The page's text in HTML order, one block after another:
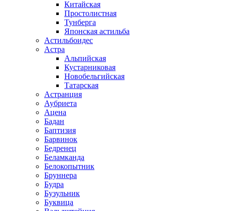
Китайская
Простолистная
Тунберга
Японская астильба
Астильбоидес
Астра
Альпийская
Кустарниковая
Новобельгийская
Татарская
Астранция
Аубриета
Ацена
Бадан
Баптизия
Барвинок
Бедренец
Беламканда
Белокопытник
Бруннера
Будра
Бузульник
Буквица